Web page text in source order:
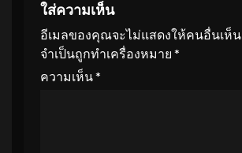
ใส่ความเห็น
อีเมลของคุณจะไม่แสดงให้คนอื่นเห็น
จำเป็นถูกทำเครื่องหมาย *
ความเห็น*